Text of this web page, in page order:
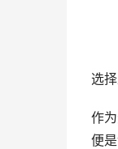
选
作
便